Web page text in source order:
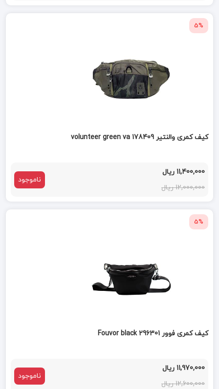
5%
کیف کمری والنتیر volunteer green va 178409
11,400,000 ریال
12,000,000 ریال
ناموجود
5%
کیف کمری فوور 296301 Fouvor black
11,970,000 ریال
12,600,000 ریال
ناموجود